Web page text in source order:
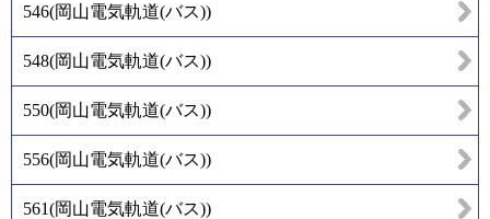
546(岡山電気軌道(バス))
548(岡山電気軌道(バス))
550(岡山電気軌道(バス))
556(岡山電気軌道(バス))
561(岡山電気軌道(バス))